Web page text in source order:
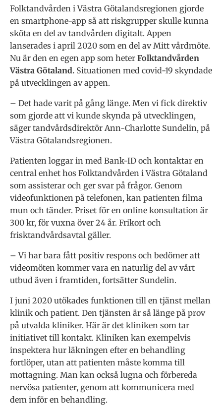
Folktandvården i Västra Götalandsregionen gjorde
en smartphone-app så att riskgrupper skulle kunna
sköta en del av tandvården digitalt. Appen
lanserades i april 2020 som en del av Mitt vårdmöte.
Nu är den en egen app som heter Folktandvården
Västra Götaland. Situationen med covid-19 skyndade
på utvecklingen av appen.
– Det hade varit på gång länge. Men vi fick direktiv
som gjorde att vi kunde skynda på utvecklingen,
säger tandvårdsdirektör Ann-Charlotte Sundelin, på
Västra Götalandsregionen.
Patienten loggar in med Bank-ID och kontaktar en
central enhet hos Folktandvården i Västra Götaland
som assisterar och ger svar på frågor. Genom
videofunktionen på telefonen, kan patienten filma
mun och tänder. Priset för en online konsultation är
300 kr, för vuxna över 24 år. Frikort och
frisktandvårdsavtal gäller.
– Vi har bara fått positiv respons och bedömer att
videomöten kommer vara en naturlig del av vårt
utbud även i framtiden, fortsätter Sundelin.
I juni 2020 utökades funktionen till en tjänst mellan
klinik och patient. Den tjänsten är så länge på prov
på utvalda kliniker. Här är det kliniken som tar
initiativet till kontakt. Kliniken kan exempelvis
inspektera hur läkningen efter en behandling
fortlöper, utan att patienten måste komma till
mottagning. Man kan också lugna och förbereda
nervösa patienter, genom att kommunicera med
dem inför en behandling.